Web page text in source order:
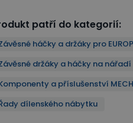
patří do kategorií:
háčky a držáky pro
držáky a háčky na nářadí
a příslušenství
dílenského nábytku